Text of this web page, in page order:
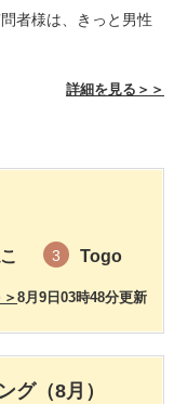
者様は、きっと男性
詳細を見る＞＞
3 Togo
8月9日03時48分更新
＞
グ（8月）